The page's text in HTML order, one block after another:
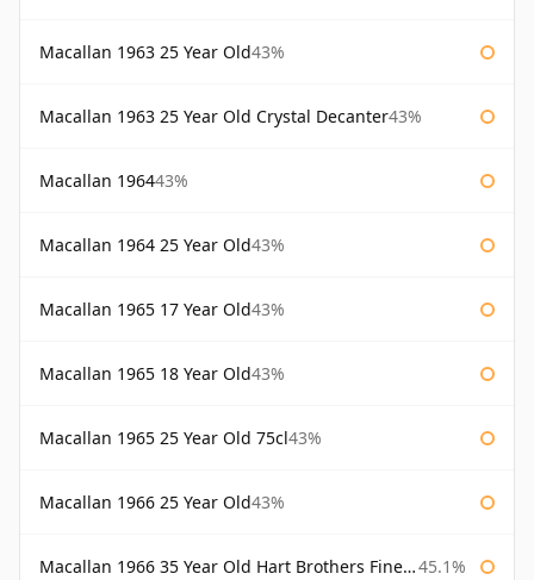
Macallan 1963 25 Year Old43%
Macallan 1963 25 Year Old Crystal Decanter43%
Macallan 196443%
Macallan 1964 25 Year Old43%
Macallan 1965 17 Year Old43%
Macallan 1965 18 Year Old43%
Macallan 1965 25 Year Old 75cl43%
Macallan 1966 25 Year Old43%
Macallan 1966 35 Year Old Hart Brothers Finest Collection 45.1%